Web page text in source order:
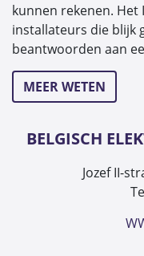
kunnen rekenen. Het
installateurs die blijk
beantwoorden aan
MEER WETEN
BELGISCH
Jozef II-